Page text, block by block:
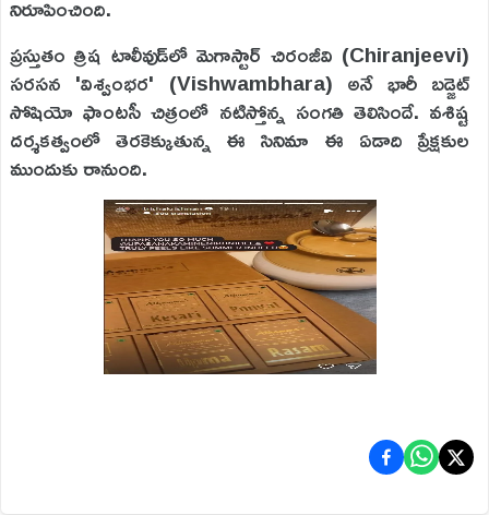
నిరూపించింది.
ప్రస్తుతం త్రిష టాలీవుడ్‌లో మెగాస్టార్ చిరంజీవి (Chiranjeevi)
సరసన 'విశ్వంభర' (Vishwambhara) అనే భారీ బడ్జెట్
సోషియో ఫాంటసీ చిత్రంలో నటిస్తోన్న సంగతి తెలిసిందే. వశిష్ట
దర్శకత్వంలో తెరకెక్కుతున్న ఈ సినిమా ఈ ఏడాది ప్రేక్షకుల
ముందుకు రానుంది.